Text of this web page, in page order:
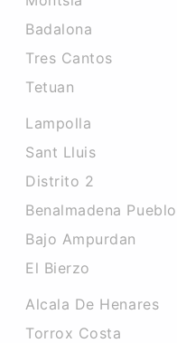
Badalona
Tres Cantos
Tetuan
Lampolla
Sant Lluis
Distrito 2
Benalmadena Pueblo
Bajo Ampurdan
El Bierzo
Alcala De Henares
Torrox Costa